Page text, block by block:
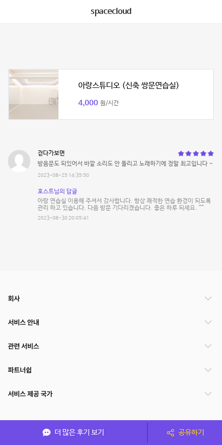
spacecloud
아랑스튜디오 (신축 쌍문연습실)
4,000 원/시간
걷다가보면
방음문도 되있어서 바깥 소리도 안 들리고 노래하기에 정말 최고입니다 ~
2023-08-25 14:35:50
호스트님의 답글
아랑 연습실 이용해 주셔서 감사합니다. 항상 쾌적한 연습 환경이 되도록
관리 하고 있습니다. 다음 방문 기다리겠습니다. 좋은 하루 되세요. ^^
2023-08-30 20:05:41
더 많은 후기 보기 공유하기
회사
서비스 안내
관련 서비스
파트너쉽
서비스 제공 국가
(주)NSPACE 사업자정보